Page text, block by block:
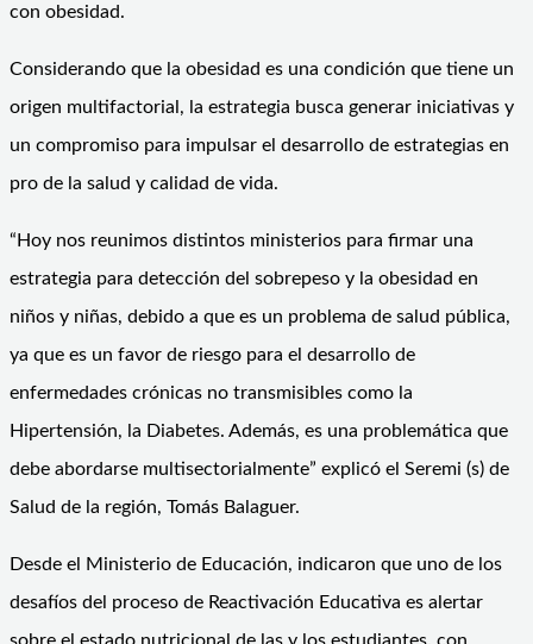
con obesidad.
Considerando que la obesidad es una condición que tiene un
origen multifactorial, la estrategia busca generar iniciativas y
un compromiso para impulsar el desarrollo de estrategias en
pro de la salud y calidad de vida.
“Hoy nos reunimos distintos ministerios para firmar una
estrategia para detección del sobrepeso y la obesidad en
niños y niñas, debido a que es un problema de salud pública,
ya que es un favor de riesgo para el desarrollo de
enfermedades crónicas no transmisibles como la
Hipertensión, la Diabetes. Además, es una problemática que
debe abordarse multisectorialmente” explicó el Seremi (s) de
Salud de la región, Tomás Balaguer.
Desde el Ministerio de Educación, indicaron que uno de los
desafíos del proceso de Reactivación Educativa es alertar
sobre el estado nutricional de las y los estudiantes, con